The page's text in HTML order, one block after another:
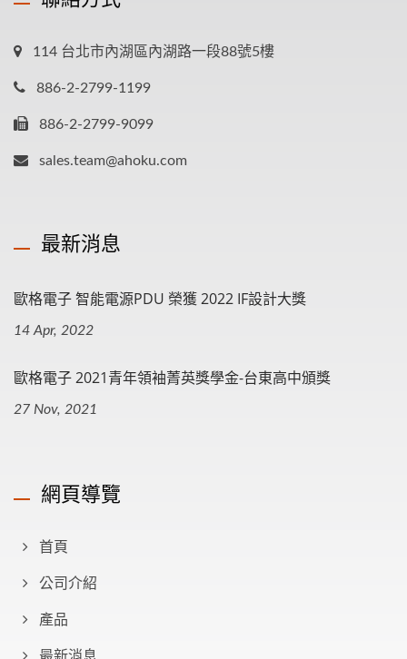
114 台北市內湖區內湖路一段88號5樓
886-2-2799-1199
886-2-2799-9099
sales.team@ahoku.com
最新消息
歐格電子 智能電源PDU 榮獲 2022 IF設計大獎
14 Apr, 2022
歐格電子 2021青年領袖菁英獎學金-台東高中頒獎
27 Nov, 2021
網頁導覽
首頁
公司介紹
產品